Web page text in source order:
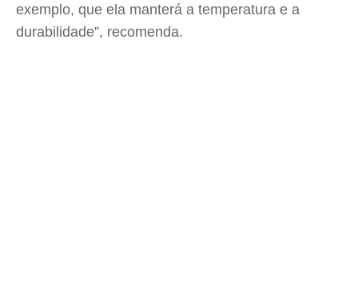
exemplo, que ela manterá a temperatura e a
durabilidade”, recomenda.